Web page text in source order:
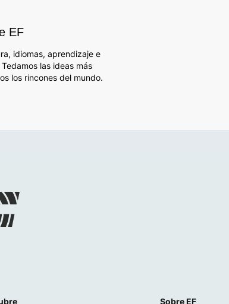
EF
idiomas, aprendizaje e
las ideas más
los rincones del mundo.
Sobre EF